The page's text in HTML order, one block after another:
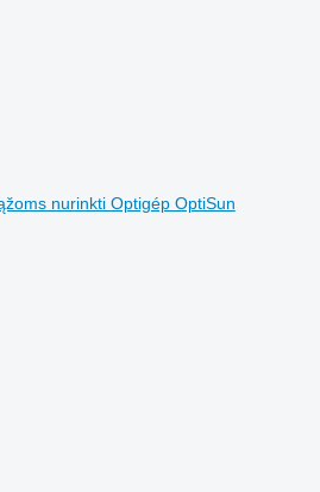
nurinkti Optigép OptiSun